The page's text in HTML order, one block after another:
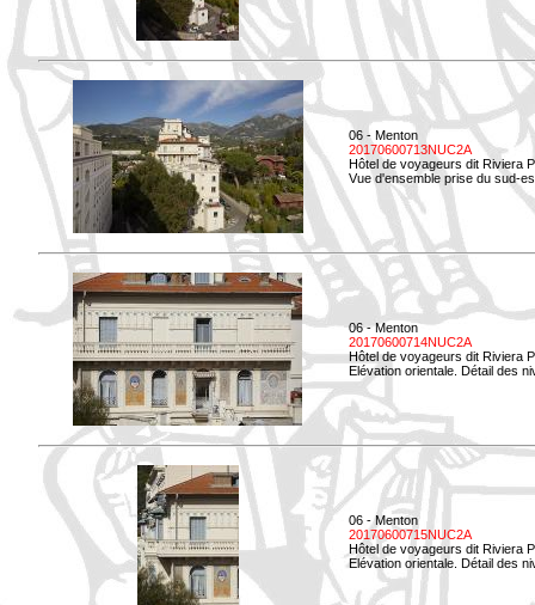
06 - Menton
20170600713NUC2A
Hôtel de voyageurs dit Riviera
Vue d'ensemble prise du sud-
06 - Menton
20170600714NUC2A
Hôtel de voyageurs dit Riviera
Elévation orientale. Détail des
06 - Menton
20170600715NUC2A
Hôtel de voyageurs dit Riviera
Elévation orientale. Détail des